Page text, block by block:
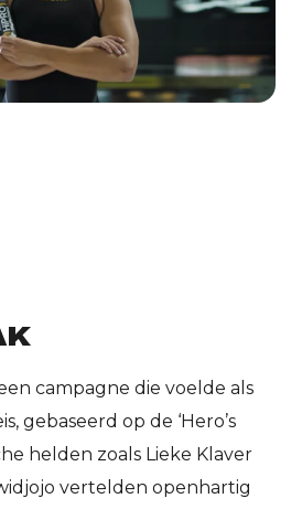
campagne die voelde als
gebaseerd op de ‘Hero’s
helden zoals Lieke Klaver
vertelden openhartig